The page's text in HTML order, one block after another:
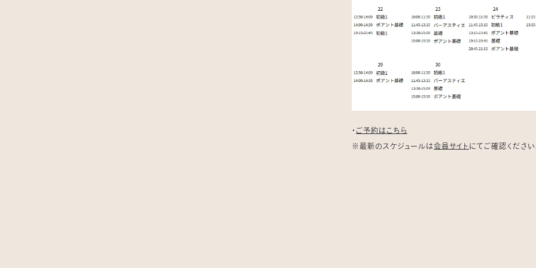
・ ご予約はこちら
※最新のスケジュールは会員サイト にてご確認ください